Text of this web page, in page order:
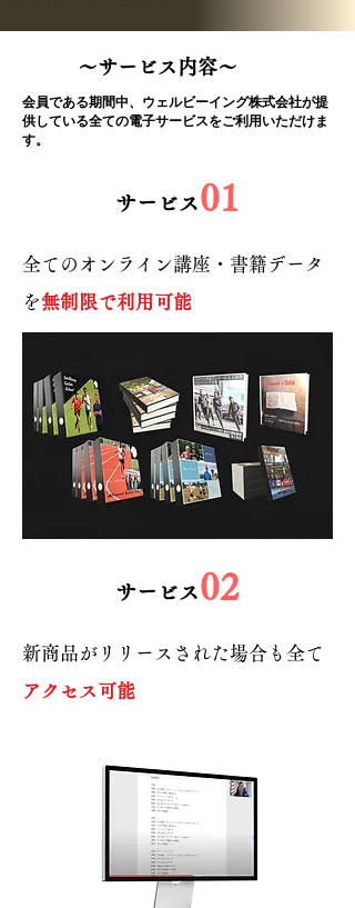
～サービス内容～
会員である期間中、ウェルビーイング株式会社が提
供している全ての電子サービスをご利用いただけま
す。
​サービス01
全てのオンライン講座・書籍データ
を無制限で利用可能
​サービス02
新商品がリリースされた場合も全て
アクセス可能